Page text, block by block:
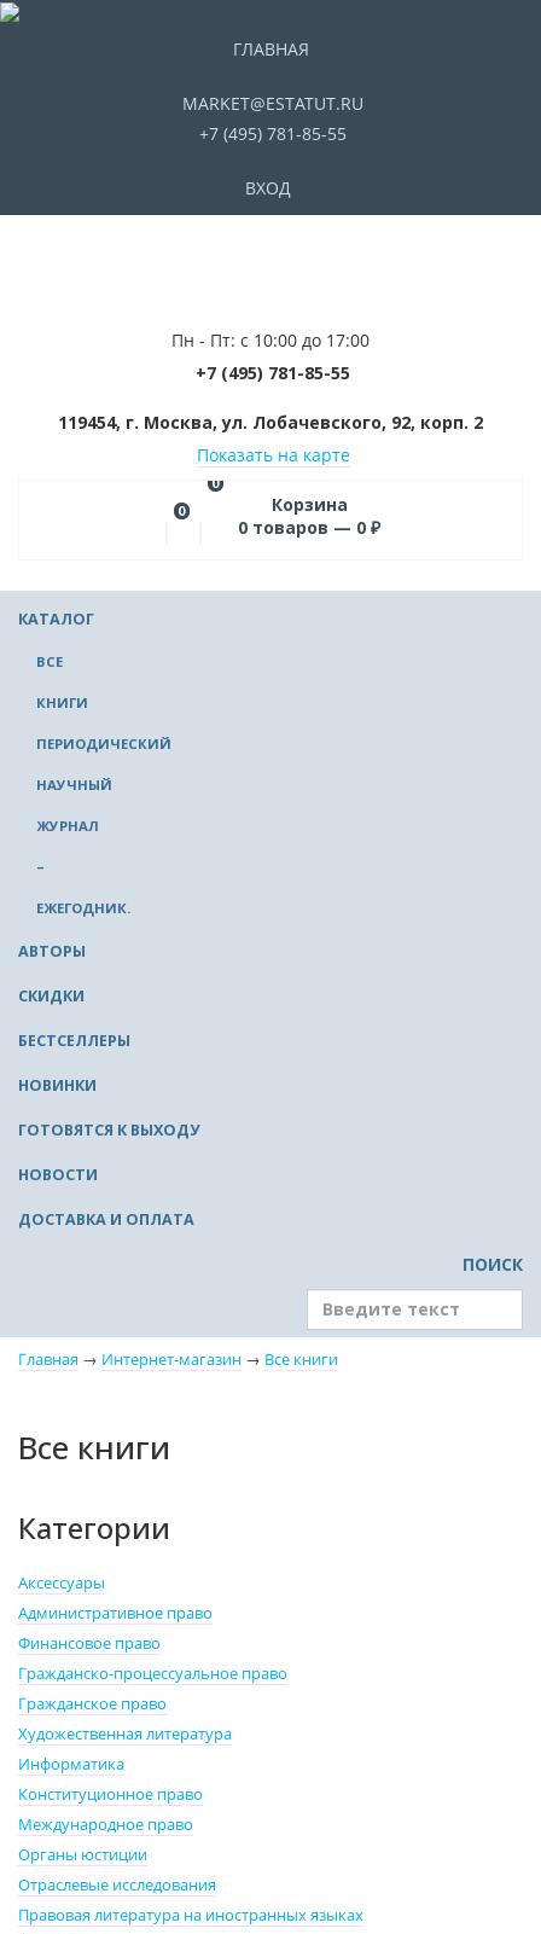
ГЛАВНАЯ
MARKET@ESTATUT.RU
+7 (495) 781-85-55
ВХОД
Пн - Пт: с 10:00 до 17:00
+7 (495) 781-85-55
119454, г. Москва, ул. Лобачевского, 92, корп. 2
Показать на карте
0
0
Корзина
0 товаров — 0 ₽
КАТАЛОГ
ВСЕ
КНИГИ
ПЕРИОДИЧЕСКИЙ
НАУЧНЫЙ
ЖУРНАЛ
–
ЕЖЕГОДНИК.
АВТОРЫ
СКИДКИ
БЕСТСЕЛЛЕРЫ
НОВИНКИ
ГОТОВЯТСЯ К ВЫХОДУ
НОВОСТИ
ДОСТАВКА И ОПЛАТА
ПОИСК
Главная → Интернет-магазин → Все книги
Все книги
Категории
Аксессуары
Административное право
Финансовое право
Гражданско-процессуальное право
Гражданское право
Художественная литература
Информатика
Конституционное право
Международное право
Органы юстиции
Отраслевые исследования
Правовая литература на иностранных языках